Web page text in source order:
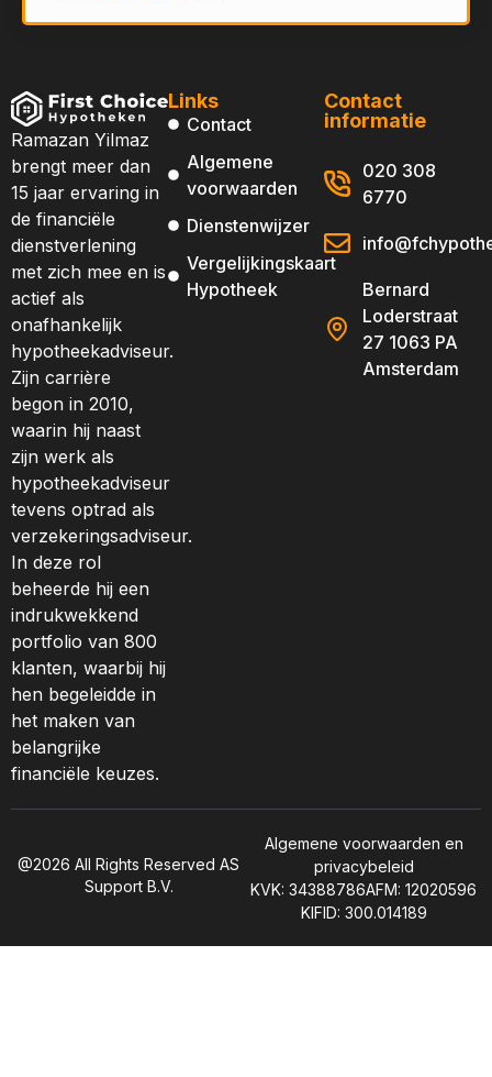
Ramazan Yilmaz
brengt meer dan
15 jaar ervaring in
de financiële
dienstverlening
met zich mee en is
actief als
onafhankelijk
hypotheekadviseur.
Zijn carrière
begon in 2010,
waarin hij naast
zijn werk als
hypotheekadviseur
tevens optrad als
verzekeringsadviseur.
In deze rol
beheerde hij een
indrukwekkend
portfolio van 800
klanten, waarbij hij
hen begeleidde in
het maken van
belangrijke
financiële keuzes.
Links
Contact
Algemene
voorwaarden
Dienstenwijzer
Vergelijkingskaart
Hypotheek
Contact
informatie
020 308
6770
Bernard
Loderstraat
27 1063 PA
Amsterdam
@2026 All Rights Reserved AS
Support B.V.
Algemene voorwaarden en
privacybeleid
KVK: 34388786AFM: 12020596
KIFID: 300.014189